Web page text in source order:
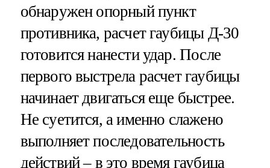
обнаружен опорный пункт
противника, расчет гаубицы Д-30
готовится нанести удар. После
первого выстрела расчет гаубицы
начинает двигаться еще быстрее.
Не суетится, а именно слажено
выполняет последовательность
действий – в это время гаубица